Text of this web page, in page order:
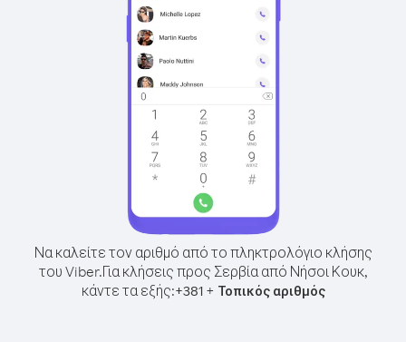
Να καλείτε τον αριθμό από το πληκτρολόγιο κλήσης
του Viber.Για κλήσεις προς Σερβία από Νήσοι Κουκ,
κάντε τα εξής:+381+ Τοπικός αριθμός